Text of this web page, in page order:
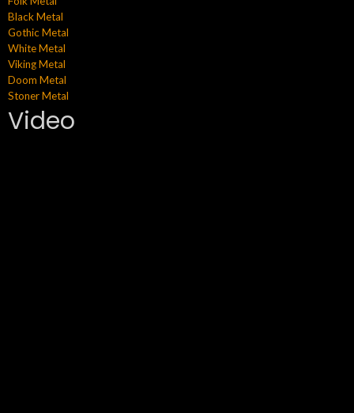
Black Metal
Gothic Metal
White Metal
Viking Metal
Doom Metal
Stoner Metal
Video